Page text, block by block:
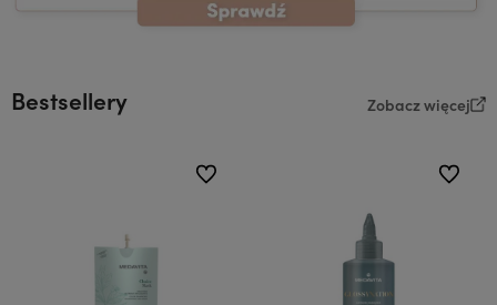
Bestsellery Zobacz więcej
do ulubionych do